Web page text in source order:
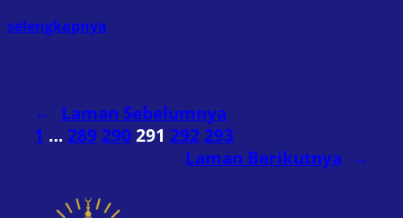
selengkapnya
←
Laman Sebelumnya
1 … 289 290 291 292 293
Laman Berikutnya
→